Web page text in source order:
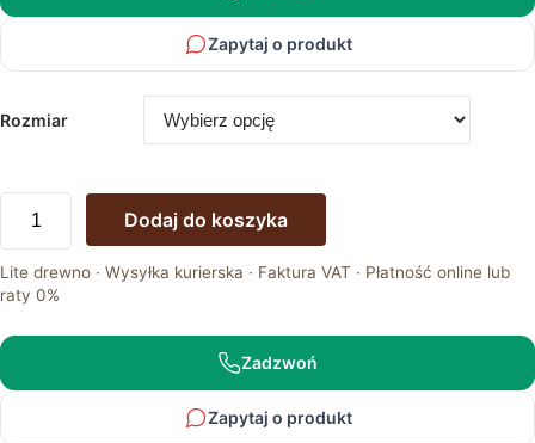
Zapytaj o produkt
Rozmiar
Łóżko
Dębowe
do
Wygodnej
Sypialni
Dodaj do koszyka
Lite drewno · Wysyłka kurierska · Faktura VAT · Płatność online lub
raty 0%
Zadzwoń
Zapytaj o produkt